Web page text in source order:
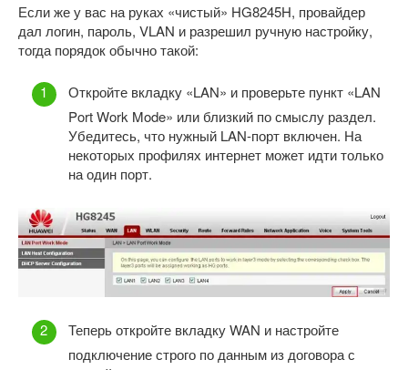
Если же у вас на руках «чистый» HG8245H, провайдер
дал логин, пароль, VLAN и разрешил ручную настройку,
тогда порядок обычно такой:
Откройте вкладку «LAN» и проверьте пункт «LAN
Port Work Mode» или близкий по смыслу раздел.
Убедитесь, что нужный LAN-порт включен. На
некоторых профилях интернет может идти только
на один порт.
Теперь откройте вкладку WAN и настройте
подключение строго по данным из договора с